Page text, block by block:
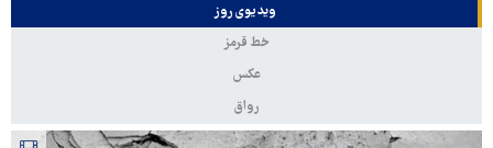
ویدیوی روز
خط قرمز
عکس
رواق